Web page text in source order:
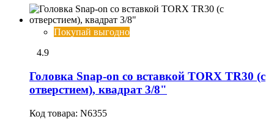
Покупай выгодно
4.9
Головка Snap-on со вставкой TORX TR30 (с
отверстием), квадрат 3/8"
Код товара: N6355